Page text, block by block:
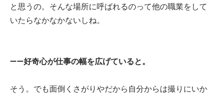
と思うの。そんな場所に呼ばれるのって他の職業をして
いたらなかなかないしね。
——好奇心が仕事の幅を広げていると。
そう。でも面倒くさがりやだから自分からは撮りにいか